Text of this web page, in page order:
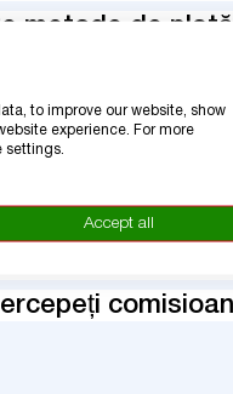
metode de
primi o factură?
se întâmplă
dreptul să
diferențiază
to improve our website, show
experience. For more
settings.
Accept all